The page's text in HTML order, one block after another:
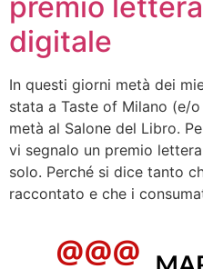
premio
digitale
In questi giorni metà dei
stata a Taste of Milano (e/
metà al Salone del Libro.
vi segnalo un premio
solo. Perché si dice tanto
raccontato e che i